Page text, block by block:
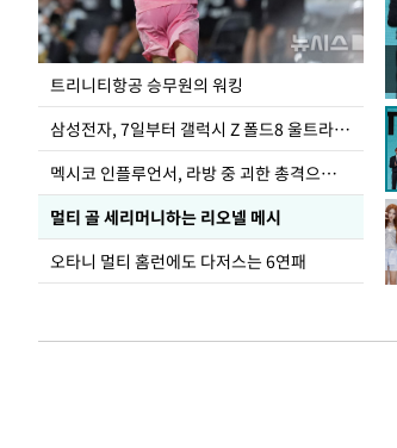
트리니티항공 승무원의 워킹
삼성전자, 7일부터 갤럭시 Z 폴드8 울트라·폴드8·플립8 출시
멕시코 인플루언서, 라방 중 괴한 총격으로 사망
멀티 골 세리머니하는 리오넬 메시
오타니 멀티 홈런에도 다저스는 6연패